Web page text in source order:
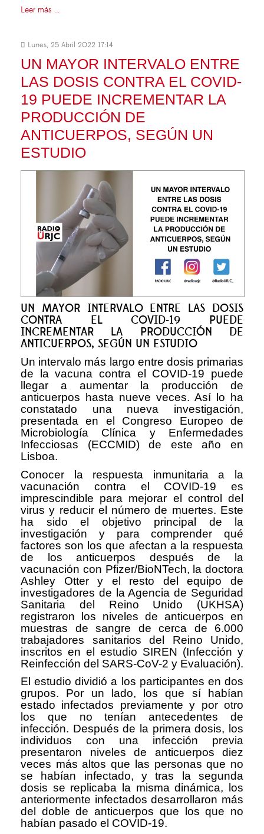
Leer más ...
Lunes, 25 Abril 2022 17:14
UN MAYOR INTERVALO ENTRE
LAS DOSIS CONTRA EL COVID-
19 PUEDE INCREMENTAR LA
PRODUCCIÓN DE
ANTICUERPOS, SEGÚN UN
ESTUDIO
UN MAYOR INTERVALO ENTRE LAS DOSIS
CONTRA EL COVID-19 PUEDE
INCREMENTAR LA PRODUCCIÓN DE
ANTICUERPOS, SEGÚN UN ESTUDIO
Un intervalo más largo entre dosis primarias
de la vacuna contra el COVID-19 puede
llegar a aumentar la producción de
anticuerpos hasta nueve veces. Así lo ha
constatado una nueva investigación,
presentada en el Congreso Europeo de
Microbiología Clínica y Enfermedades
Infecciosas (ECCMID) de este año en
Lisboa.
Conocer la respuesta inmunitaria a la
vacunación contra el COVID-19 es
imprescindible para mejorar el control del
virus y reducir el número de muertes. Este
ha sido el objetivo principal de la
investigación y para comprender qué
factores son los que afectan a la respuesta
de los anticuerpos después de la
vacunación con Pfizer/BioNTech, la doctora
Ashley Otter y el resto del equipo de
investigadores de la Agencia de Seguridad
Sanitaria del Reino Unido (UKHSA)
registraron los niveles de anticuerpos en
muestras de sangre de cerca de 6.000
trabajadores sanitarios del Reino Unido,
inscritos en el estudio SIREN (Infección y
Reinfección del SARS-CoV-2 y Evaluación).
El estudio dividió a los participantes en dos
grupos. Por un lado, los que sí habían
estado infectados previamente y por otro
los que no tenían antecedentes de
infección. Después de la primera dosis, los
individuos con una infección previa
presentaron niveles de anticuerpos diez
veces más altos que las personas que no
se habían infectado, y tras la segunda
dosis se replicaba la misma dinámica, los
anteriormente infectados desarrollaron más
del doble de anticuerpos que los que no
habían pasado el COVID-19.